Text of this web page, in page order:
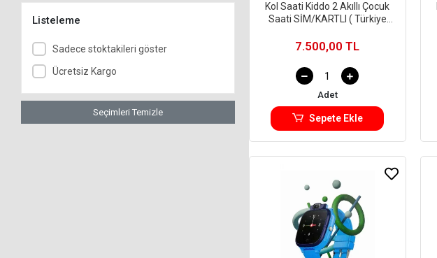
Listeleme
Sadece stoktakileri göster
Ücretsiz Kargo
Seçimleri Temizle
Kol Saati Kiddo 2 Akıllı Çocuk
Saati SİM/KARTLI ( Türkiye
7.500,00 TL
Adet
Sepete Ekle